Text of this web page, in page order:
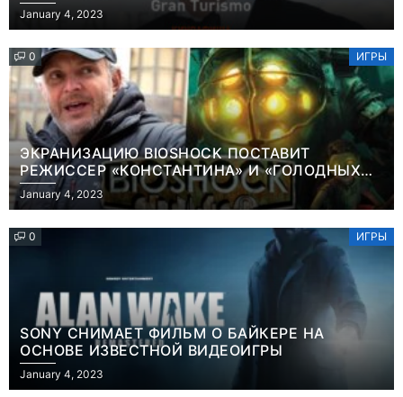
January 4, 2023
0 ИГРЫ
ЭКРАНИЗАЦИЮ BIOSHOCK ПОСТАВИТ
РЕЖИССЕР «КОНСТАНТИНА» И «ГОЛОДНЫХ
ИГР»
January 4, 2023
0 ИГРЫ
SONY СНИМАЕТ ФИЛЬМ О БАЙКЕРЕ НА
ОСНОВЕ ИЗВЕСТНОЙ ВИДЕОИГРЫ
January 4, 2023
Игры
Геймеры